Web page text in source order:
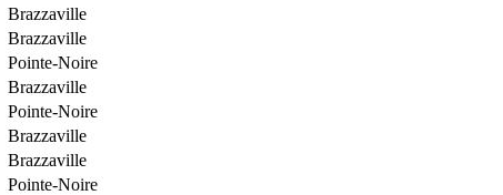
Brazzaville
Brazzaville
Pointe-Noire
Brazzaville
Pointe-Noire
Brazzaville
Brazzaville
Pointe-Noire